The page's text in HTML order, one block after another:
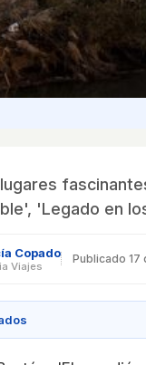
'Legado en
Copado
Viajes
Publicado 17